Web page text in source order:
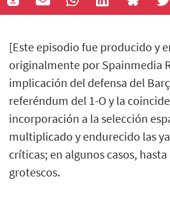
[Este episodio fue producido y
originalmente por Spainmedia
implicación del defensa del
referéndum del 1-O y la
incorporación a la selección
multiplicado y endurecido las
críticas; en algunos casos,
grotescos.